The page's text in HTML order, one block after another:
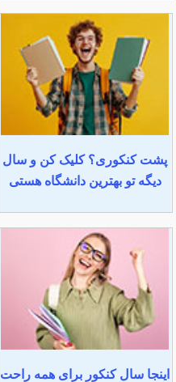
پشت کنکوری؟ کلیک کن و سال
دیگه تو بهترین دانشگاه هستی
اینجا سال کنکور برای همه راحت